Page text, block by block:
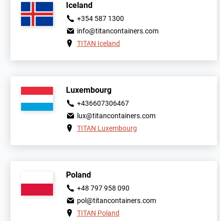
Iceland
+354 587 1300
info@titancontainers.com
TITAN Iceland
Luxembourg
+436607306467
lux@titancontainers.com
TITAN Luxembourg
Poland
+48 797 958 090
pol@titancontainers.com
TITAN Poland